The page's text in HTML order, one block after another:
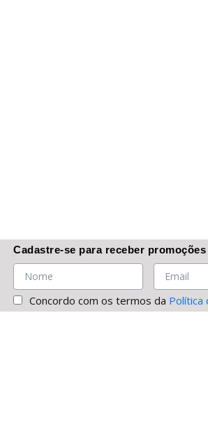
Cadastre-se para receber promoções
Concordo com os termos da Política